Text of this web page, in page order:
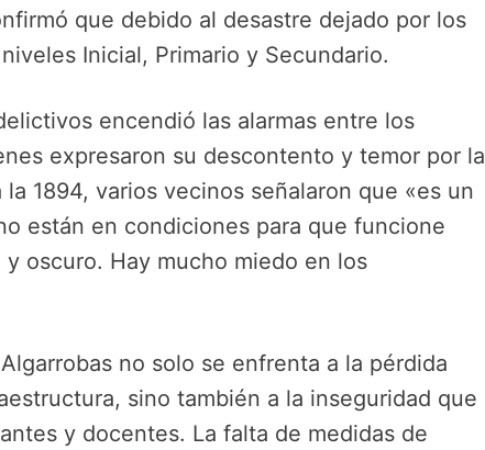
que debido al desastre dejado por los
Inicial, Primario y Secundario.
encendió las alarmas entre los
expresaron su descontento y temor por la
1894, varios vecinos señalaron que «es un
están en condiciones para que funcione
oscuro. Hay mucho miedo en los
no solo se enfrenta a la pérdida
sino también a la inseguridad que
y docentes. La falta de medidas de